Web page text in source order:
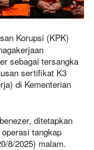
Korupsi (KPK)
sebagai tersangka
sertifikat K3
di Kementerian
ditetapkan
tangkap
8/2025) malam.